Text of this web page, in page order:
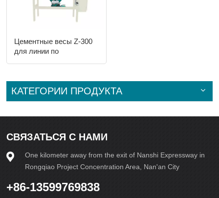
Цементные весы Z-300
для линии по
КАТЕГОРИИ ПРОДУКТА
СВЯЗАТЬСЯ С НАМИ
One kilometer away from the exit of Nanshi Expressway in
Rongqiao Project Concentration Area, Nan'an City
+86-13599769838